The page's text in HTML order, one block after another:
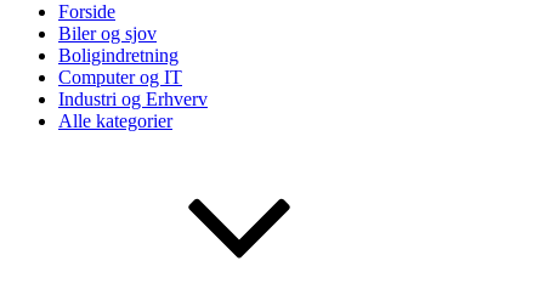
Forside
Biler og sjov
Boligindretning
Computer og IT
Industri og Erhverv
Alle kategorier